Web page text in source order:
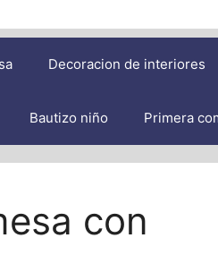
Decoracion de interiores
Bautizo niño Primera
con